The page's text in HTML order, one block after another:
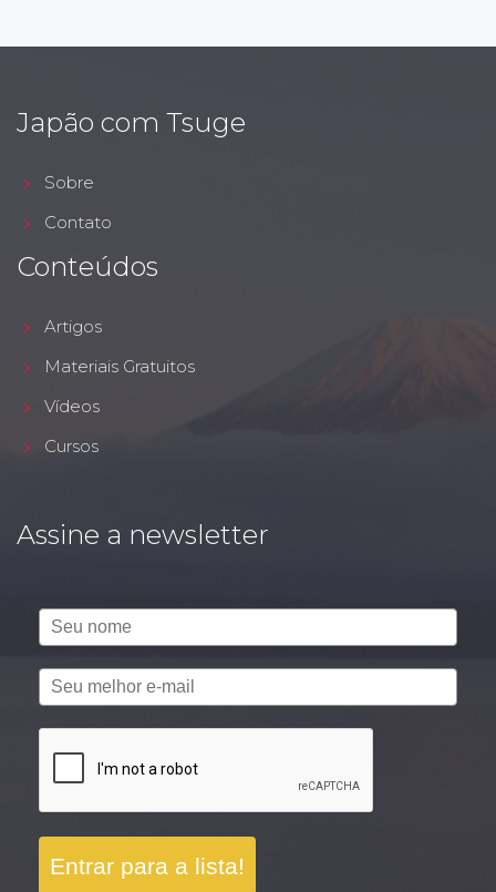
Japão com Tsuge
Sobre
Contato
Conteúdos
Artigos
Materiais Gratuitos
Vídeos
Cursos
Assine a newsletter
Entrar para a lista!